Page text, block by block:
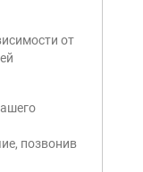
от
позвонив